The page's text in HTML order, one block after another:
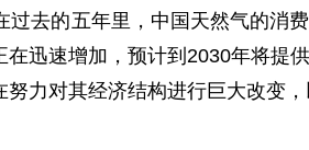
去的五年里，中国天然气的消
迅速增加，预计到2030年将提
力对其经济结构进行巨大改变，